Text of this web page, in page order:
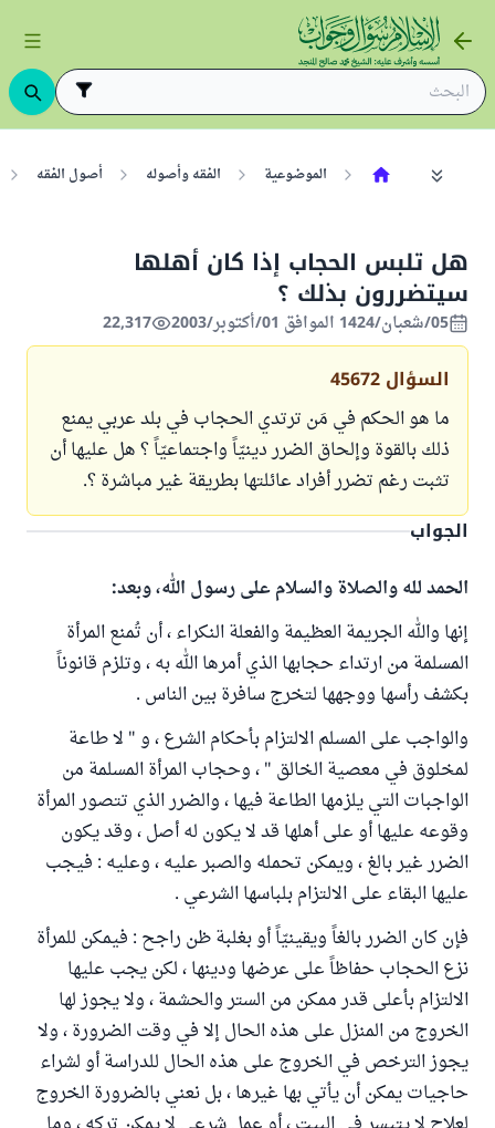
الموضوعية الفقه وأصوله أصول الفقه
هل تلبس الحجاب إذا كان أهلها
سيتضررون بذلك ؟
05/شعبان/1424 الموافق 01/أكتوبر/2003 22,317
السؤال 45672
ما هو الحكم في مَن ترتدي الحجاب في بلد عربي يمنع
ذلك بالقوة وإلحاق الضرر دينيّاً واجتماعيّاً ؟ هل عليها أن
تثبت رغم تضرر أفراد عائلتها بطريقة غير مباشرة ؟.
الجواب
الحمد لله والصلاة والسلام على رسول الله، وبعد:
إنها والله الجريمة العظيمة والفعلة النكراء ، أن تُمنع المرأة
المسلمة من ارتداء حجابها الذي أمرها الله به ، وتلزم قانوناً
بكشف رأسها ووجهها لتخرج سافرة بين الناس .
والواجب على المسلم الالتزام بأحكام الشرع ، و " لا طاعة
لمخلوق في معصية الخالق " ، وحجاب المرأة المسلمة من
الواجبات التي يلزمها الطاعة فيها ، والضرر الذي تتصور المرأة
وقوعه عليها أو على أهلها قد لا يكون له أصل ، وقد يكون
الضرر غير بالغ ، ويمكن تحمله والصبر عليه ، وعليه : فيجب
عليها البقاء على الالتزام بلباسها الشرعي .
فإن كان الضرر بالغاً ويقينيّاً أو بغلبة ظن راجح : فيمكن للمرأة
نزع الحجاب حفاظاً على عرضها ودينها ، لكن يجب عليها
الالتزام بأعلى قدر ممكن من الستر والحشمة ، ولا يجوز لها
الخروج من المنزل على هذه الحال إلا في وقت الضرورة ، ولا
يجوز الترخص في الخروج على هذه الحال للدراسة أو لشراء
حاجيات يمكن أن يأتي بها غيرها ، بل نعني بالضرورة الخروج